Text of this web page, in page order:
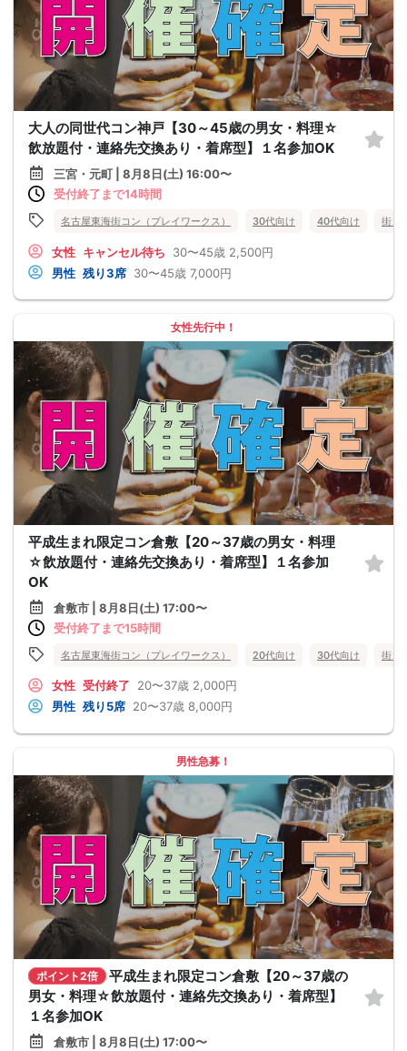
大人の同世代コン神戸【30～45歳の男女・料理☆
飲放題付・連絡先交換あり・着席型】１名参加OK
三宮・元町 | 8月8日(土) 16:00〜
受付終了まで14時間
名古屋東海街コン（プレイワークス） 30代向け 40代向け 街コ
女性 キャンセル待ち 30〜45歳 2,500円
男性 残り3席 30〜45歳 7,000円
女性先行中！
平成生まれ限定コン倉敷【20～37歳の男女・料理
☆飲放題付・連絡先交換あり・着席型】１名参加
OK
倉敷市 | 8月8日(土) 17:00〜
受付終了まで15時間
名古屋東海街コン（プレイワークス） 20代向け 30代向け 街コ
女性 受付終了 20〜37歳 2,000円
男性 残り5席 20〜37歳 8,000円
男性急募！
ポイント2倍
平成生まれ限定コン倉敷【20～37歳の
男女・料理☆飲放題付・連絡先交換あり・着席型】
１名参加OK
倉敷市 | 8月8日(土) 17:00〜